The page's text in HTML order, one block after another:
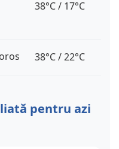
38°C / 17°C
38°C / 22°C
pentru azi